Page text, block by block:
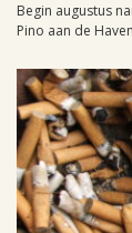
Begin augustus
Pino aan de